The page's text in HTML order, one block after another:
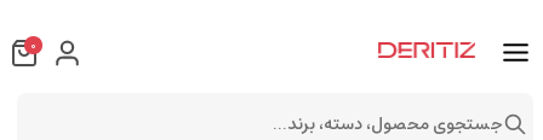
0
جستجوی محصول، دسته، برند...